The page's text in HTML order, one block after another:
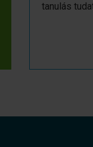
tanulás